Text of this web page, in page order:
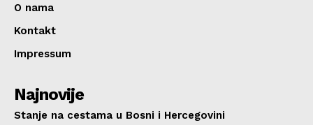
O nama
Kontakt
Impressum
Najnovije
Stanje na cestama u Bosni i Hercegovini